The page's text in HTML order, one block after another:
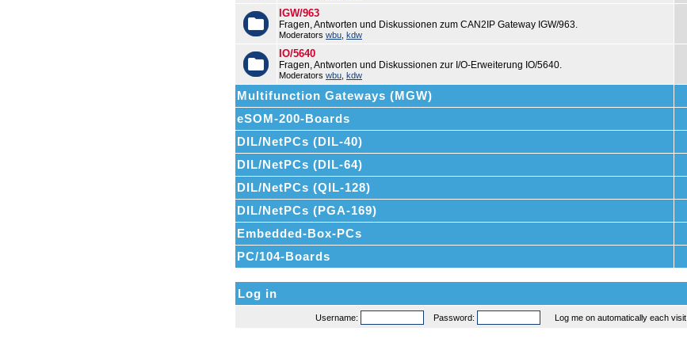
IGW/963
Fragen, Antworten und Diskussionen zum CAN2IP Gateway IGW/963.
Moderators wbu kdw
IO/5640
Fragen, Antworten und Diskussionen zur I/O-Erweiterung IO/5640.
Moderators wbu kdw
Multifunction Gateways (MGW)
eSOM-200-Boards
DIL/NetPCs (DIL-40)
DIL/NetPCs (DIL-64)
DIL/NetPCs (QIL-128)
DIL/NetPCs (PGA-169)
Embedded-Box-PCs
PC/104-Boards
Log in
Username: Password: Log me on automatically each visit